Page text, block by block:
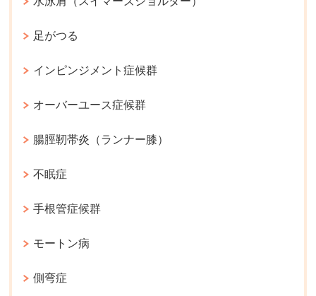
足がつる
インピンジメント症候群
オーバーユース症候群
腸脛靭帯炎（ランナー膝）
不眠症
手根管症候群
モートン病
側弯症